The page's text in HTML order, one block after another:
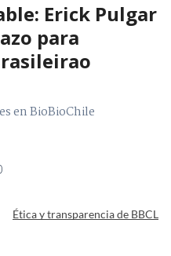
Erick Pulgar
para
en BioBioChile
Ética y transparencia de BBCL